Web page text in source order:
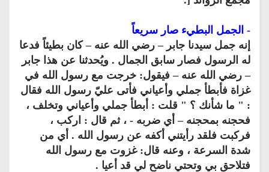
- الجمل البطيء صار سريعاً
إنه جمل سيدنا جابر – رضي الله عنه – كان بطيئاً فدعا
له الرسول فصار سابق الجمال . ويُحدثنا عن هذا جابر
– رضي الله عنه – فيقول: خرجت مع رسول الله في
غزاة فأبطأ جملي وأعياني فأتى عليّ رسول الله فقال
: " ما شأنك ؟ " قلت : أبطأ جملي وأعياني وتخلف ،
فحجنه بمحجنه – أي ضربه - ، ثم قال : اركب ،
فركبت فلقد رأيتني أكفه عن رسول الله . أي من
شدة السرعة ، وعنه قال: غزوت مع رسول الله
فتلاحق بي وتحتي ناضح لي قد أعيا .